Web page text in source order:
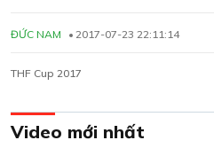
ĐỨC NAM 2017-07-23 22:11:14
THF Cup 2017
Video mới nhất